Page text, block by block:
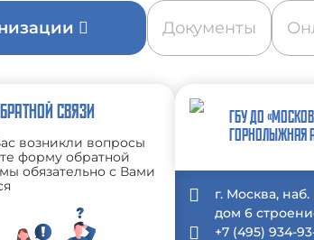
Документы
СВЯЗИ
возникли вопросы
форму обратной
обязательно с Вами
ГБУ ДО
ГОРНОЛЫЖНАЯ
г. Москва,
дом 6
+7 (495) 934-